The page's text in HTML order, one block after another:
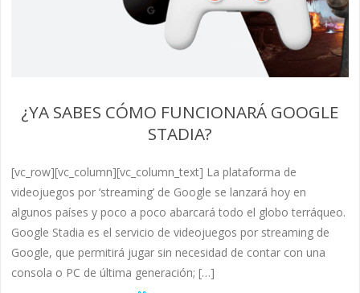
¿YA SABES CÓMO FUNCIONARÁ GOOGLE
STADIA?
[vc_row][vc_column][vc_column_text] La plataforma de
videojuegos por ‘streaming’ de Google se lanzará hoy en
algunos países y poco a poco abarcará todo el globo terráqueo.
Google Stadia es el servicio de videojuegos por streaming de
Google, que permitirá jugar sin necesidad de contar con una
consola o PC de última generación; […]